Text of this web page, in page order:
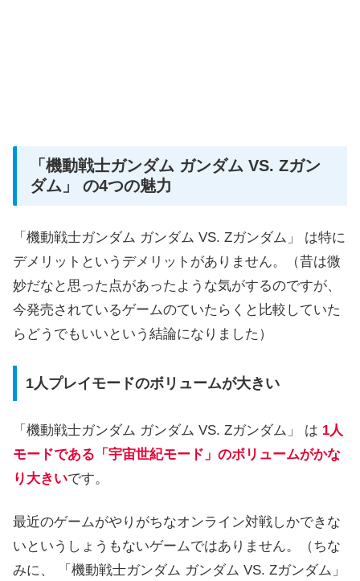
「機動戦士ガンダム ガンダム VS. Zガン
ダム」 の4つの魅力
「機動戦士ガンダム ガンダム VS. Zガンダム」 は特に
デメリットというデメリットがありません。（昔は微
妙だなと思った点があったような気がするのですが、
今発売されているゲームのていたらくと比較していた
らどうでもいいという結論になりました）
1人プレイモードのボリュームが大きい
「機動戦士ガンダム ガンダム VS. Zガンダム」 は 1人
モードである「宇宙世紀モード」のボリュームがかな
り大きいです。
最近のゲームがやりがちなオンライン対戦しかできな
いというしょうもないゲームではありません。（ちな
みに、 「機動戦士ガンダム ガンダム VS. Zガンダム」